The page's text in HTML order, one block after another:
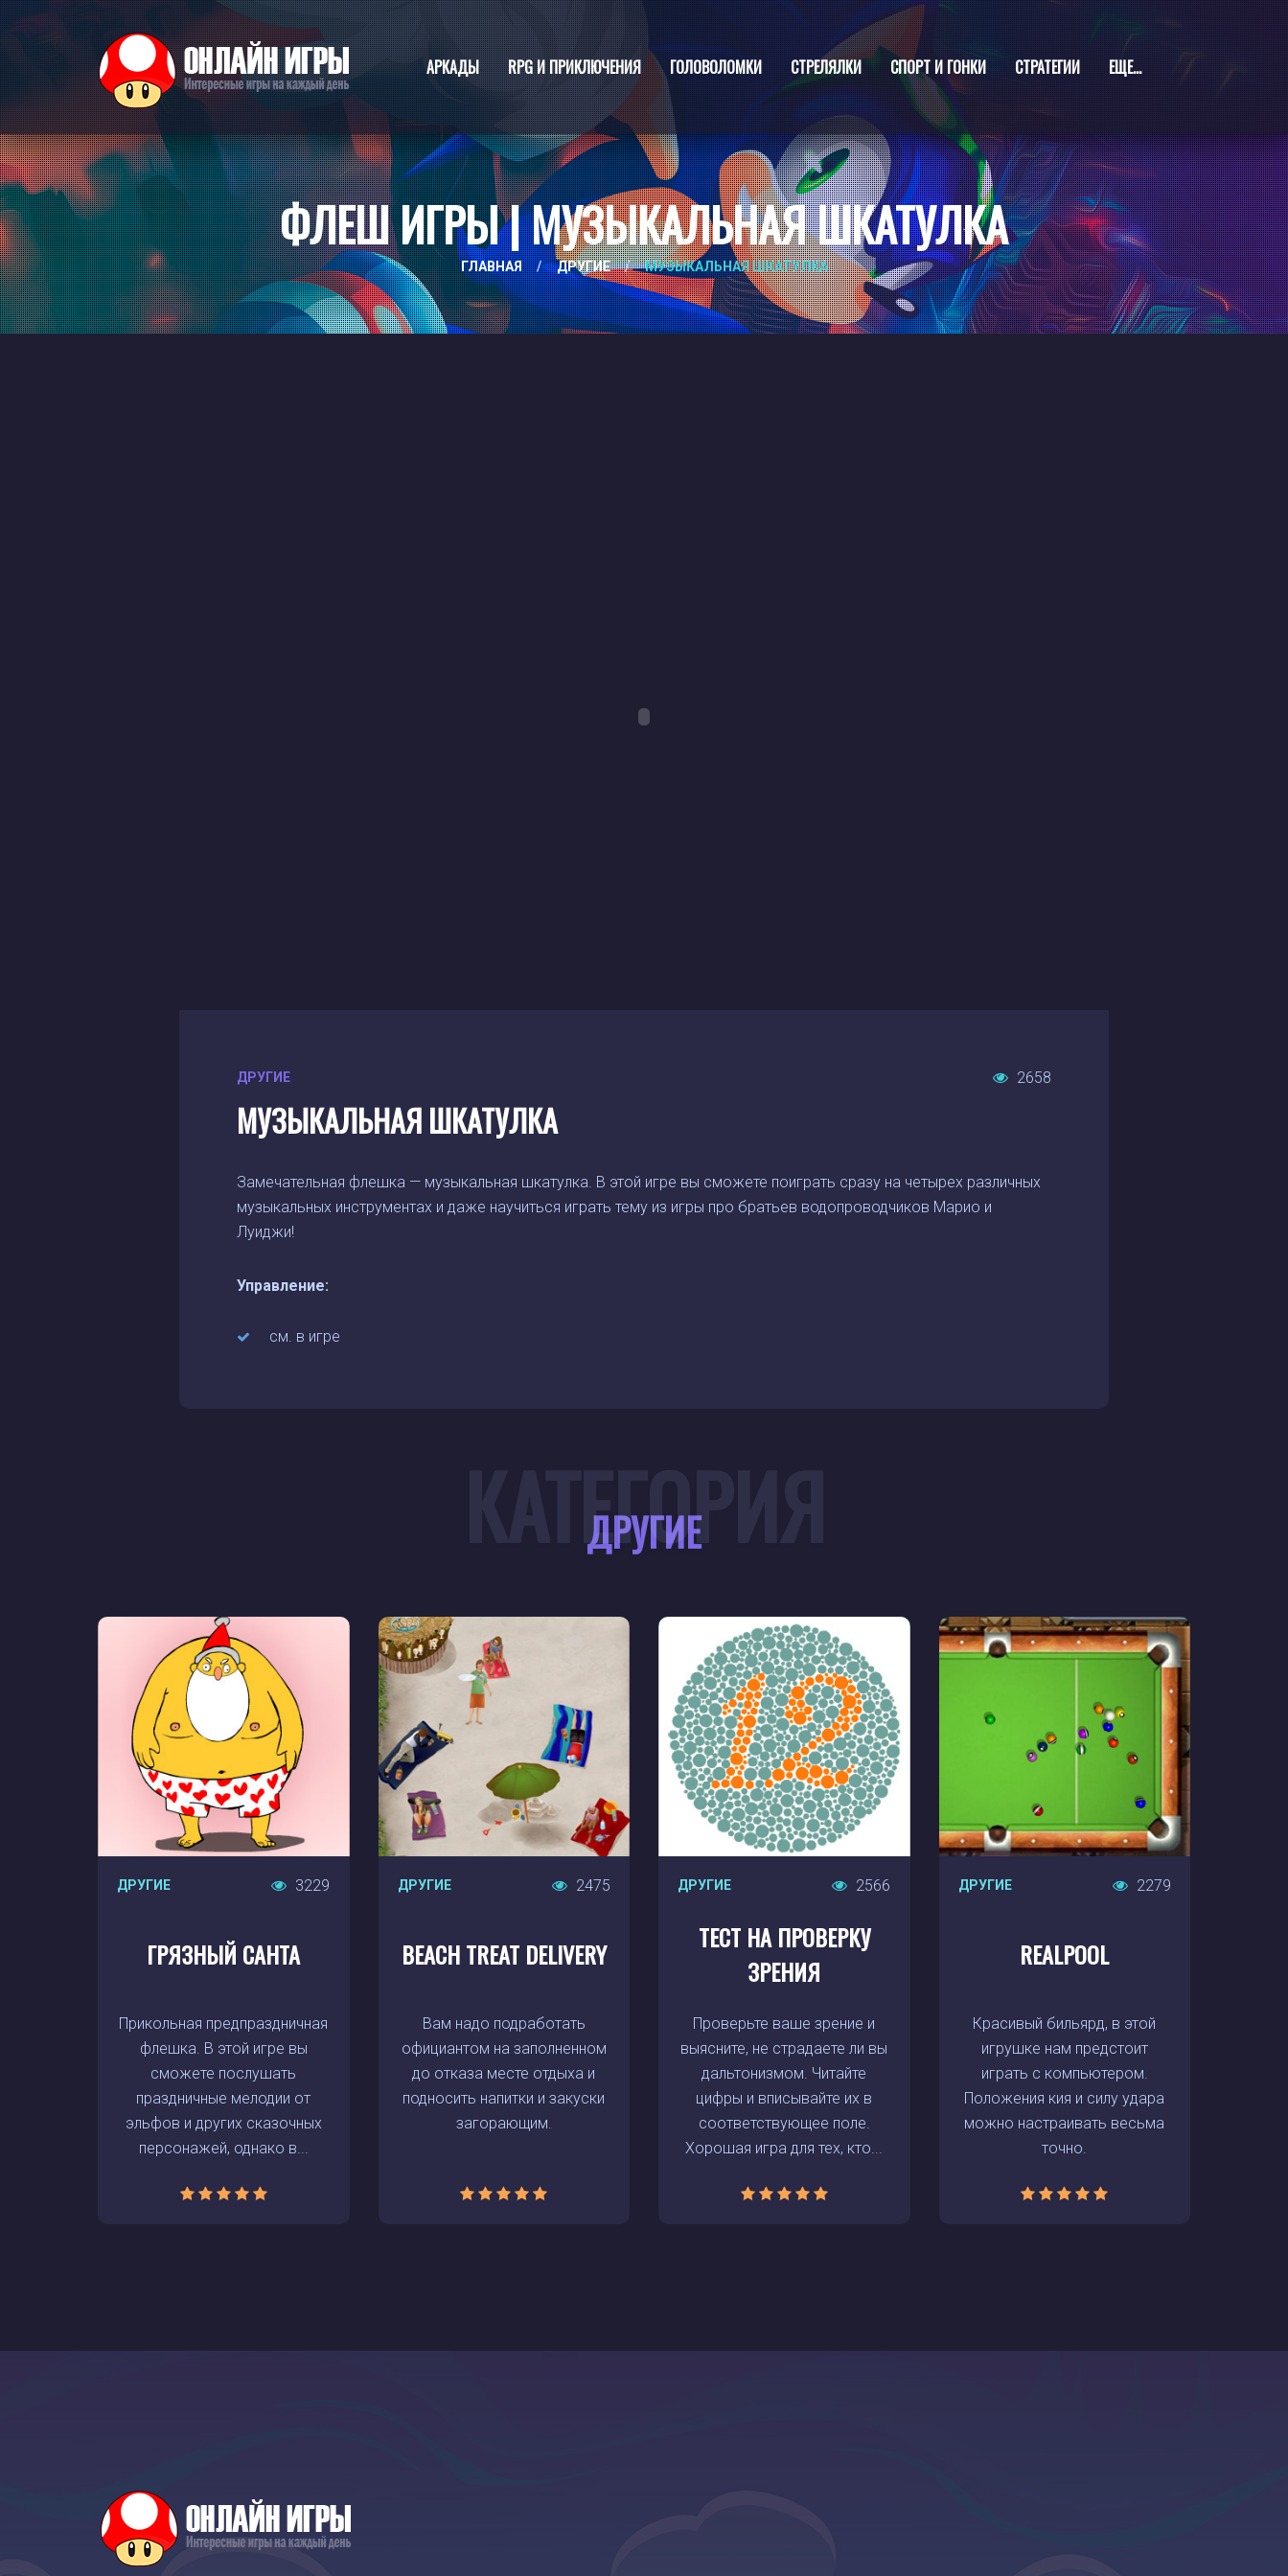
АРКАДЫ RPG И ПРИКЛЮЧЕНИЯ ГОЛОВОЛОМКИ СТРЕЛЯЛКИ СПОРТ И ГОНКИ СТРАТЕГИИ ЕЩЕ...
ФЛЕШ ИГРЫ | МУЗЫКАЛЬНАЯ ШКАТУЛКА
ГЛАВНАЯ / ДРУГИЕ / МУЗЫКАЛЬНАЯ ШКАТУЛКА
ДРУГИЕ 2658
МУЗЫКАЛЬНАЯ ШКАТУЛКА
Замечательная флешка — музыкальная шкатулка. В этой игре вы сможете поиграть сразу на четырех различных
музыкальных инструментах и даже научиться играть тему из игры про братьев водопроводчиков Марио и
Луиджи!
Управление:
см. в игре
ДРУГИЕ
КАТЕГОРИЯ
ДРУГИЕ 3229
ГРЯЗНЫЙ САНТА
Прикольная предпраздничная
флешка. В этой игре вы
сможете послушать
праздничные мелодии от
эльфов и других сказочных
персонажей, однако в...
ДРУГИЕ 2475
BEACH TREAT DELIVERY
Вам надо подработать
официантом на заполненном
до отказа месте отдыха и
подносить напитки и закуски
загорающим.
ДРУГИЕ 2566
ТЕСТ НА ПРОВЕРКУ
ЗРЕНИЯ
Проверьте ваше зрение и
выясните, не страдаете ли вы
дальтонизмом. Читайте
цифры и вписывайте их в
соответствующее поле.
Хорошая игра для тех, кто...
ДРУГИЕ 2279
REALPOOL
Красивый бильярд, в этой
игрушке нам предстоит
играть с компьютером.
Положения кия и силу удара
можно настраивать весьма
точно.